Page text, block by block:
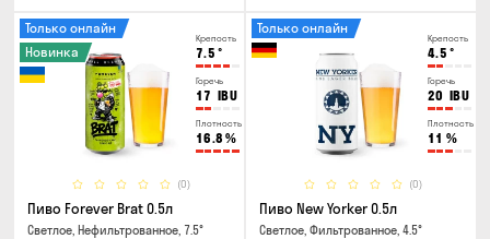
Крепость
7.5 °
Горечь
17 IBU
Плотность
16.8 %
(0)
Только онлайн
Новинка
Пиво Forever Brat 0.5л
Светлое, Нефильтрованное, 7.5°
Крепость
4.5 °
Горечь
20 IBU
Плотность
11 %
(0)
Только онлайн
Пиво New Yorker 0.5л
Светлое, Фильтрованное, 4.5°